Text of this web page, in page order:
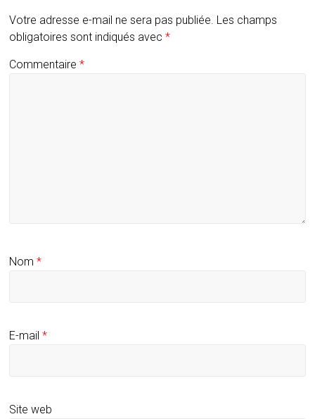
Votre adresse e-mail ne sera pas publiée. Les champs
obligatoires sont indiqués avec*
Commentaire*
Nom*
E-mail*
Site web